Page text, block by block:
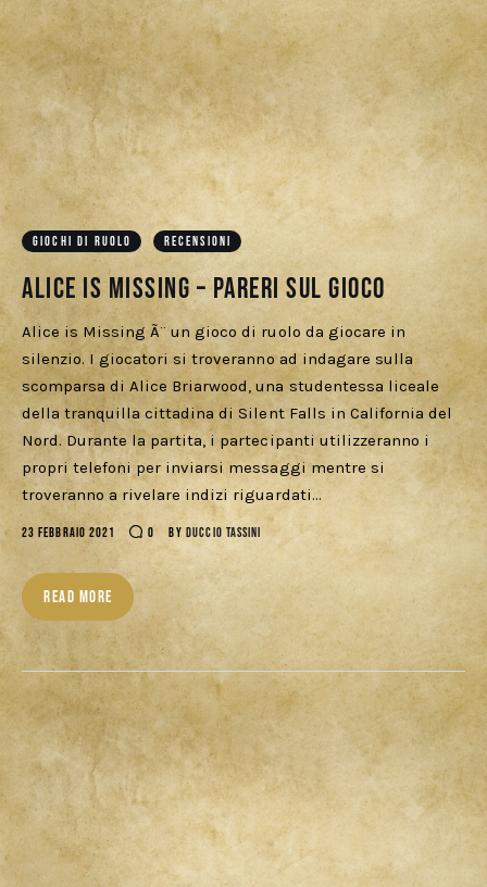
GIOCHI DI RUOLO RECENSIONI
Alice is Missing – Pareri sul gioco
Alice is Missing Ã¨ un gioco di ruolo da giocare in
silenzio. I giocatori si troveranno ad indagare sulla
scomparsa di Alice Briarwood, una studentessa liceale
della tranquilla cittadina di Silent Falls in California del
Nord. Durante la partita, i partecipanti utilizzeranno i
propri telefoni per inviarsi messaggi mentre si
troveranno a rivelare indizi riguardati…
23 FEBBRAIO 2021 0 BY DUCCIO TASSINI
READ MORE